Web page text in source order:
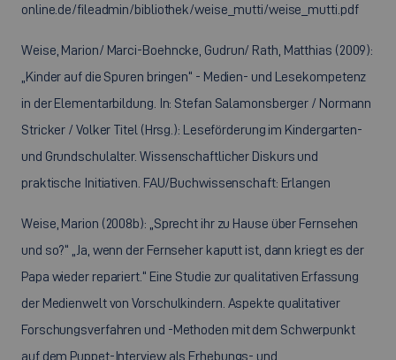
online.de/fileadmin/bibliothek/weise_mutti/weise_mutti.pdf
Weise, Marion/ Marci-Boehncke, Gudrun/ Rath, Matthias (2009):
„Kinder auf die Spuren bringen“ - Medien- und Lesekompetenz
in der Elementarbildung. In: Stefan Salamonsberger / Normann
Stricker / Volker Titel (Hrsg.): Leseförderung im Kindergarten-
und Grundschulalter. Wissenschaftlicher Diskurs und
praktische Initiativen. FAU/Buchwissenschaft: Erlangen
Weise, Marion (2008b): „Sprecht ihr zu Hause über Fernsehen
und so?“ „Ja, wenn der Fernseher kaputt ist, dann kriegt es der
Papa wieder repariert.“ Eine Studie zur qualitativen Erfassung
der Medienwelt von Vorschulkindern. Aspekte qualitativer
Forschungsverfahren und -Methoden mit dem Schwerpunkt
auf dem Puppet-Interview als Erhebungs- und